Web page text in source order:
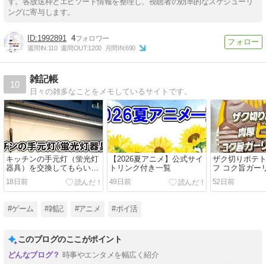
ングに寄与します。
1992891 4
週間IN:110 週間OUT:1200 月間IN:690
10
雑記帳
日々の雑多なことをメモしているサイトです。
キッチンの手元灯（蛍光灯
器具）を交換してもらいま
18日前
【2026夏アニメ】公式サイ
トリンク付き一覧
49日前
ザク切りポテ
フ コク旨ガー
ーを実食レビ
ナルド VIVA！
ック 2026年】
52日前
#ゲーム #雑記 #アニメ #ポイ活
このブログのここがポイント
時事やエンタメを幅広く紹介